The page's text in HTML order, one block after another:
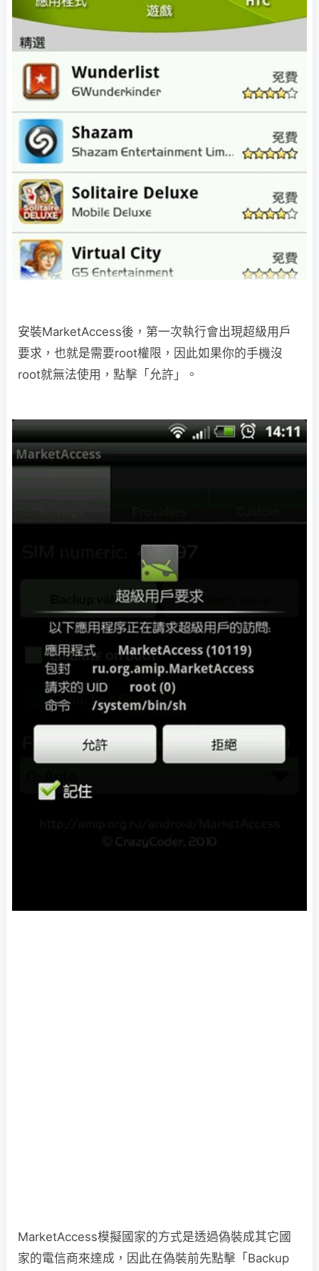
安裝MarketAccess後，第一次執行會出現超級用戶
要求，也就是需要root權限，因此如果你的手機沒
root就無法使用，點擊「允許」。
MarketAccess模擬國家的方式是透過偽裝成其它國
家的電信商來達成，因此在偽裝前先點擊「Backup